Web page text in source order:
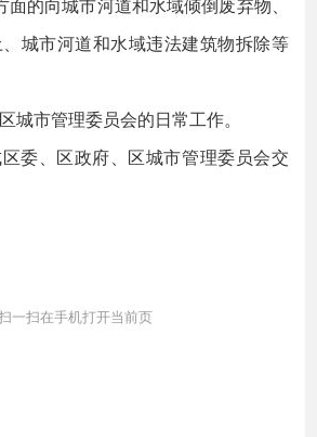
城市河道和水域违法建筑物拆除等
城市管理委员会的日常工作。
区委、区政府、区城市管理委员会交
一扫在手机打开当前页